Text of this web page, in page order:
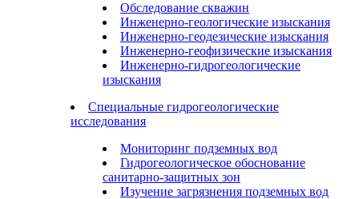
Обследование скважин
Инженерно-геологические изыскания
Инженерно-геодезические изыскания
Инженерно-геофизические изыскания
Инженерно-гидрогеологические
изыскания
Специальные гидрогеологические
исследования
Мониторинг подземных вод
Гидрогеологическое обоснование
санитарно-защитных зон
Изучение загрязнения подземных вод